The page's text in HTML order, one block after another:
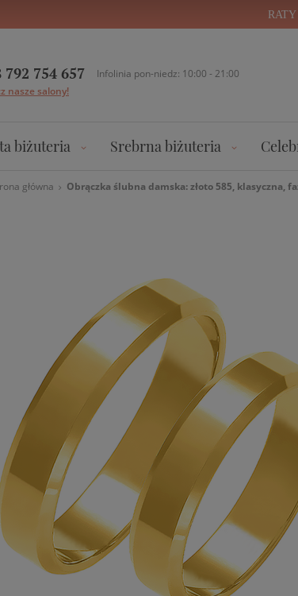
792 754 657
Infolinia pon-niedz: 10:00 - 21:00
nasze salony!
biżuteria Srebrna biżuteria
główna Obrączka ślubna damska: złoto 585, klasyczna,